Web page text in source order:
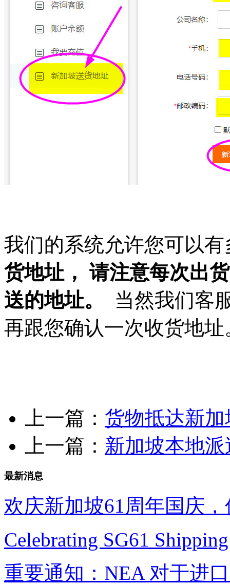
我们的系统允许您可以
货地址， 请注意每次出
送的地址。 当然我们客
再跟您确认一次收货地址
上一篇： 货物抵达新
上一篇： 新加坡本地
最新消息
欢庆新加坡61周年国庆
Celebrating SG61
重要通知：NEA 对于进